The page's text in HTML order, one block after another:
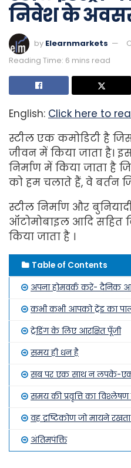
निवेश के
by Elearnmarkets
Reading Time: 6 mins read
English: Click here to
स्टील एक कमोडिटी है
जीवन में किया जाता है।
निर्माण में किया जाता है
को हम चलाते हैं, वे बर्तन
स्टील निर्माण और
ऑटोमोबाइल आदि सहित
किया जाता है ।
Table of Contents
अपना होमवर्क करें- दैनिक
कभी कभी आपको ट्रेंड का
ट्रेडिंग के लिए आरक्षित पूँजी
समय ही धन है
सब पर एक साथ न लपके-
समय की प्रवृत्ति का
वह द्रष्टिकोण जो मायने
अंतिमपंक्ति